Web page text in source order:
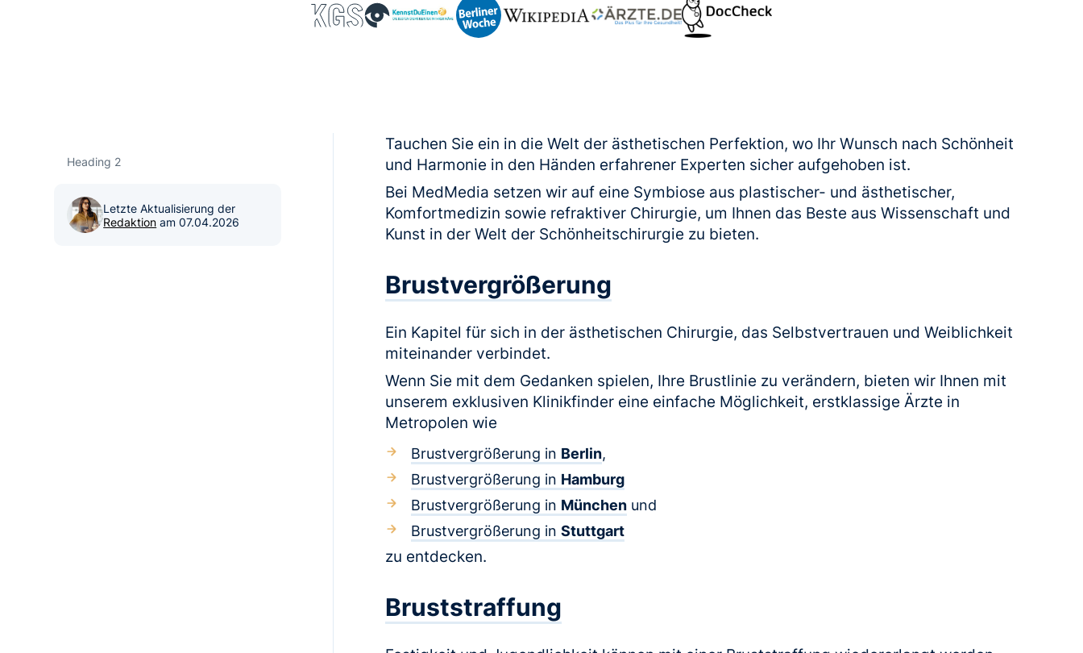
Heading 2
Letzte Aktualisierung der
Redaktion am07.04.2026
Tauchen Sie ein in die Welt der ästhetischen Perfektion, wo Ihr Wunsch nach Schönheit
und Harmonie in den Händen erfahrener Experten sicher aufgehoben ist.
Bei MedMedia setzen wir auf eine Symbiose aus plastischer- und ästhetischer,
Komfortmedizin sowie refraktiver Chirurgie, um Ihnen das Beste aus Wissenschaft und
Kunst in der Welt der Schönheitschirurgie zu bieten.
Brustvergrößerung
Ein Kapitel für sich in der ästhetischen Chirurgie, das Selbstvertrauen und Weiblichkeit
miteinander verbindet.
Wenn Sie mit dem Gedanken spielen, Ihre Brustlinie zu verändern, bieten wir Ihnen mit
unserem exklusiven Klinikfinder eine einfache Möglichkeit, erstklassige Ärzte in
Metropolen wie
Brustvergrößerung in Berlin,
Brustvergrößerung in Hamburg
Brustvergrößerung in Münchenund
Brustvergrößerung in Stuttgart
zu entdecken.
Bruststraffung